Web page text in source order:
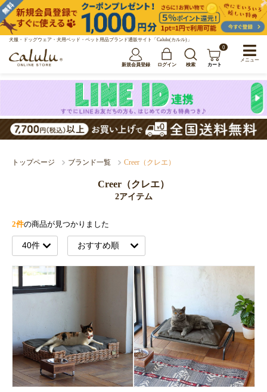
犬服・ドッグウェア・犬用ベッド・ペット用品ブランド通販サイト「Calulu(カルル)」
新規会員登録 ログイン 検索
0
カート
トップページ ブランド一覧 Creer（クレエ）
Creer（クレエ）
2アイテム
2件の商品が見つかりました
メニュー